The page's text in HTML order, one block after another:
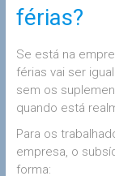
férias?
Se está na
férias vai ser
sem os
quando está
Para os
empresa, o
forma: